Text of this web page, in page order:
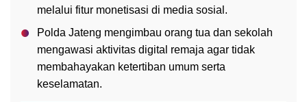
melalui fitur monetisasi di media sosial.
Polda Jateng mengimbau orang tua dan sekolah
mengawasi aktivitas digital remaja agar tidak
membahayakan ketertiban umum serta
keselamatan.